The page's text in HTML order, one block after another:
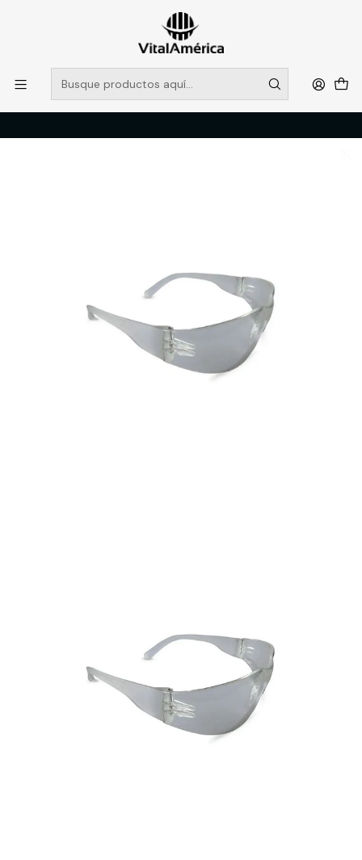
POR SISTEMA FRONTAL SOLO RETIROS EN TIENDA, DESDE
MUCHAS GRACIAS +569 5956 2237
Leer más
Inicio PROTECCION PERSONAL
LENTES
LENTE BLACK BULL B200 GRIS